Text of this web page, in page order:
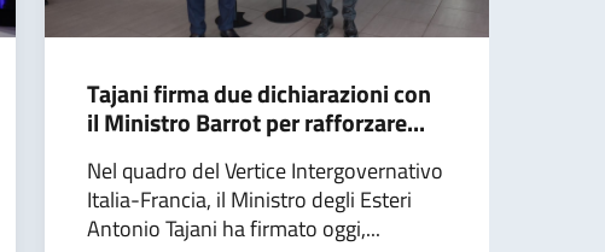
Tajani firma due dichiarazioni con
il Ministro Barrot per rafforzare...
Nel quadro del Vertice Intergovernativo
Italia-Francia, il Ministro degli Esteri
Antonio Tajani ha firmato oggi,...